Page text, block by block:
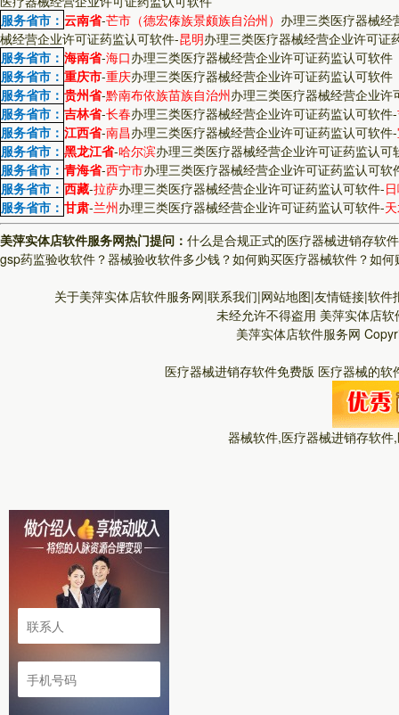
服务省市： 云南省-芒市（德宏傣族景颇族自治州） 办理三类医疗器械经
械经营企业许可证药监认可软件-昆明办理三类医疗器械经营企业许可证
服务省市： 海南省-海口办理三类医疗器械经营企业许可证药监认可软件
服务省市： 重庆市-重庆办理三类医疗器械经营企业许可证药监认可软件
服务省市： 贵州省-黔南布依族苗族自治州办理三类医疗器械经营企业许
服务省市： 吉林省-长春办理三类医疗器械经营企业许可证药监认可软件-
服务省市： 江西省-南昌办理三类医疗器械经营企业许可证药监认可软件-
服务省市： 黑龙江省-哈尔滨办理三类医疗器械经营企业许可证药监认可
服务省市： 青海省-西宁市办理三类医疗器械经营企业许可证药监认可软
服务省市： 西藏-拉萨办理三类医疗器械经营企业许可证药监认可软件-
服务省市： 甘肃-兰州办理三类医疗器械经营企业许可证药监认可软件-
美萍实体店软件服务网热门提问： 什么是合规正式的医疗器械进销存软
gsp药监验收软件？器械验收软件多少钱？如何购买医疗器械软件？如何
关于美萍实体店软件服务网|联系我们|网站地图|友情链接|软
未经允许不得盗用 美萍实体店软
美萍实体店软件服务网
医疗器械进销存软件免费版 医疗器械的
器械软件,医疗器械进销存软